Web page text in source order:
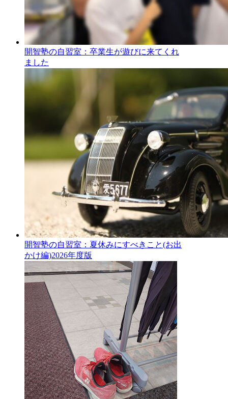
開智塾の自習室：卒業生が遊びに来てくれ
ました
開智塾の自習室：夏休みにすべきこと(お出
かけ編)2026年度版